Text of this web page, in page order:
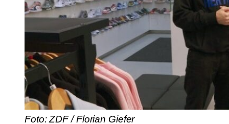
Foto: ZDF / Florian Giefer